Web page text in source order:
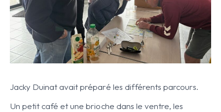
Jacky Duinat avait préparé les différents parcours.
Un petit café et une brioche dans le ventre, les